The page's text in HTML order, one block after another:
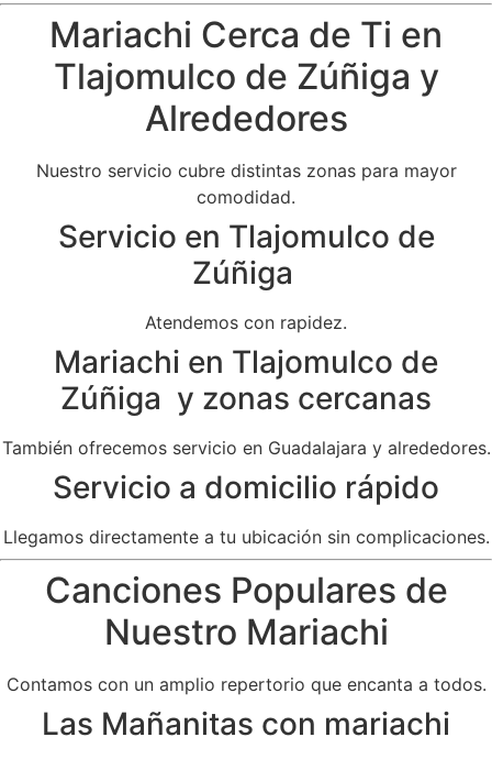
Mariachi Cerca de Ti en
Tlajomulco de Zúñiga y
Alrededores
Nuestro servicio cubre distintas zonas para mayor
comodidad.
Servicio en Tlajomulco de
Zúñiga
Atendemos con rapidez.
Mariachi en Tlajomulco de
Zúñiga y zonas cercanas
También ofrecemos servicio en Guadalajara y alrededores.
Servicio a domicilio rápido
Llegamos directamente a tu ubicación sin complicaciones.
Canciones Populares de
Nuestro Mariachi
Contamos con un amplio repertorio que encanta a todos.
Las Mañanitas con mariachi